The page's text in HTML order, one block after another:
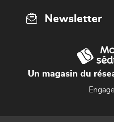
Newsletter
Un magasin du